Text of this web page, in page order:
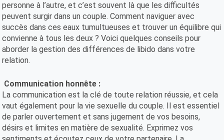
personne à l’autre, et c’est souvent là que les difficultés
peuvent surgir dans un couple. Comment naviguer avec
succès dans ces eaux tumultueuses et trouver un équilibre qui
convienne à tous les deux ? Voici quelques conseils pour
aborder la gestion des différences de libido dans votre
relation.
Communication honnête :
La communication est la clé de toute relation réussie, et cela
vaut également pour la vie sexuelle du couple. Il est essentiel
de parler ouvertement et sans jugement de vos besoins,
désirs et limites en matière de sexualité. Exprimez vos